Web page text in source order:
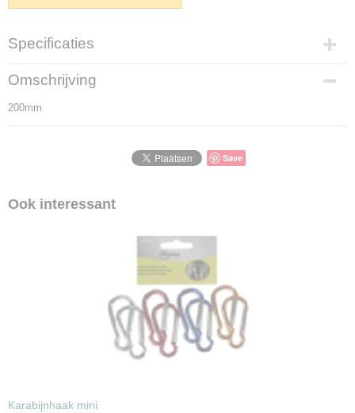
Specificaties
Productcode
2018-22
Productcode leverancier
Omschrijving
200mm
Save
Ook interessant
Karabijnhaak mini